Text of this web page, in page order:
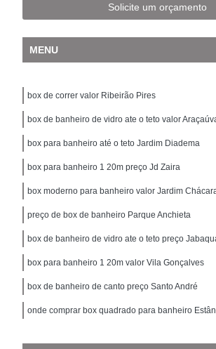
Solicite um orçamento
MENU
box de correr valor Ribeirão Pires
box de banheiro de vidro ate o teto valor
box para banheiro até o teto Jardim Diadema
box para banheiro 1 20m preço Jd Zaira
box moderno para banheiro valor Jardim
preço de box de banheiro Parque Anchieta
box de banheiro de vidro ate o teto preço
box para banheiro 1 20m valor Vila Gonçalves
box de banheiro de canto preço Santo André
onde comprar box quadrado para banheiro